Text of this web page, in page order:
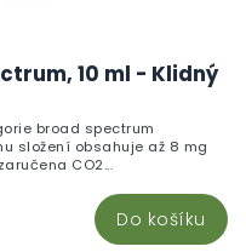
10 ml - Klidný
Do košíku
broad spectrum
složení obsahuje až 8 mg
CO2...